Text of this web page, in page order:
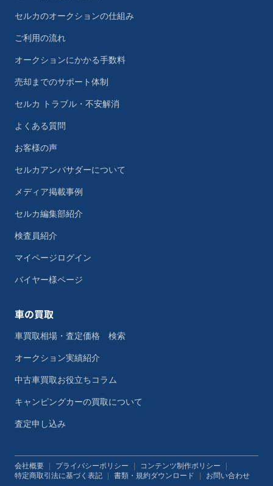
セルカのオークションの仕組み
ご利用の流れ
オークションにかかる手数料
売却までのサポート体制
セルカ トラブル・不安解消
よくある質問
お客様の声
セルカアンバサダーについて
メディア掲載事例
セルカ編集部紹介
検査員紹介
マイページログイン
バイヤー様ページ
車の買取
車買取相場・査定価格 検索
オークション実績紹介
中古車買取お役立ちコラム
キャンピングカーの買取について
査定申し込み
会社概要 プライバシーポリシー コンテンツ制作ポリシー
特定商取引法に基づく表記
書類・規約ダウンロード お問い合わせ